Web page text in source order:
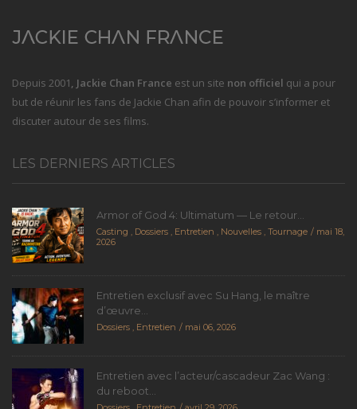
Depuis 2001, Jackie Chan France est un site non officiel qui a pour
but de réunir les fans de Jackie Chan afin de pouvoir s’informer et
discuter autour de ses films.
LES DERNIERS ARTICLES
Armor of God 4: Ultimatum — Le retour...
Casting Dossiers Entretien Nouvelles Tournage
mai 18,
2026
Entretien exclusif avec Su Hang, le maître
d’œuvre...
Dossiers Entretien mai 06, 2026
Entretien avec l’acteur/cascadeur Zac Wang :
du reboot...